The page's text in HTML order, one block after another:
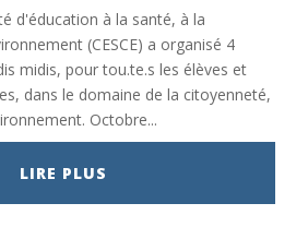
d'éducation à la santé, à la
(CESCE) a organisé 4
midis, pour tou.te.s les élèves et
dans le domaine de la citoyenneté,
Octobre...
LIRE PLUS